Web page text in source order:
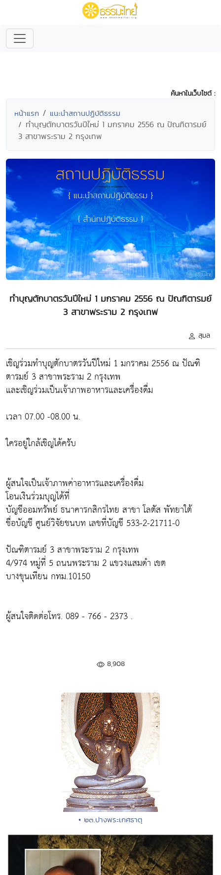
ค้นหาในเว็บไซต์ :
หน้าแรก แนะนำสถานปฏิบัติธรรม
ทำบุญตักบาตรวันปีใหม่ 1 มกราคม 2556 ณ ปัณฑิตารมย์
3 สาขาพระราม 2 กรุงเทพ
ทำบุญตักบาตรวันปีใหม่ 1 มกราคม 2556 ณ ปัณฑิตารมย์
3 สาขาพระราม 2 กรุงเทพ
สุมล
เชิญร่วมทำบุญตักบาตรวันปีใหม่ 1 มกราคม 2556 ณ ปัณฑิ
ตารมย์ 3 สาขาพระราม 2 กรุงเทพ
และเชิญร่วมเป็นเจ้าภาพอาหารและเครื่องดื่ม
เวลา 07.00 -08.00 น.
ใครอยู่ใกล้เชิญได้ครับ
ผู้สนใจเป็นเจ้าภาพค่าอาหารและเครื่องดื่ม
โอนเงินร่วมบุญได้ที่
บัญชีออมทรัพย์ ธนาคารกสิกรไทย สาขา โลตัส พัทยาใต้
ชื่อบัญชี ศูนย์วิจัยชนบท เลขที่บัญชี 533-2-21711-0
ปัณฑิตารมย์ 3 สาขาพระราม 2 กรุงเทพ
4/974 หมู่ที่ 5 ถนนพระราม 2 แขวงแสมดำ เขต
บางขุนเทียน กทม.10150
ผู้สนใจติดต่อโทร. 089 - 766 - 2373 .
8,908
• ๒๓.ปางพระเกศธาตุ